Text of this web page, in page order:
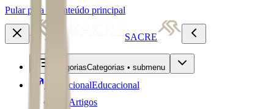
Pular para o conteúdo principal
SACRE
CategoriasCategorias • submenu
EducacionalEducacional
Artigos